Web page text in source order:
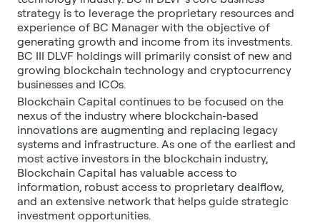
strategy is to leverage the proprietary resources and
experience of BC Manager with the objective of
generating growth and income from its investments.
BC III DLVF holdings will primarily consist of new and
growing blockchain technology and cryptocurrency
businesses and ICOs.
Blockchain Capital continues to be focused on the
nexus of the industry where blockchain-based
innovations are augmenting and replacing legacy
systems and infrastructure. As one of the earliest and
most active investors in the blockchain industry,
Blockchain Capital has valuable access to
information, robust access to proprietary dealflow,
and an extensive network that helps guide strategic
investment opportunities.